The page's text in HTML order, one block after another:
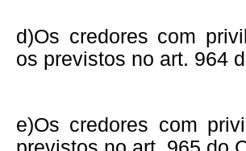
d)Os credores com
os previstos no art. 964
e)Os credores com